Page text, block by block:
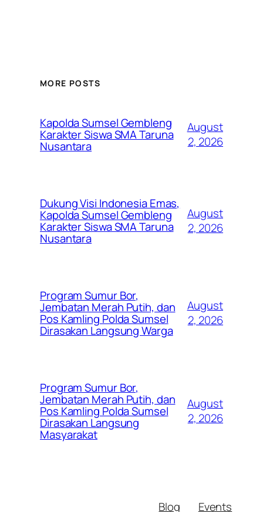
MORE POSTS
Kapolda Sumsel Gembleng
Karakter Siswa SMA Taruna
Nusantara
August
2, 2026
Dukung Visi Indonesia Emas,
Kapolda Sumsel Gembleng
Karakter Siswa SMA Taruna
Nusantara
August
2, 2026
Program Sumur Bor,
Jembatan Merah Putih, dan
Pos Kamling Polda Sumsel
Dirasakan Langsung Warga
August
2, 2026
Program Sumur Bor,
Jembatan Merah Putih, dan
Pos Kamling Polda Sumsel
Dirasakan Langsung
Masyarakat
August
2, 2026
Blog Events